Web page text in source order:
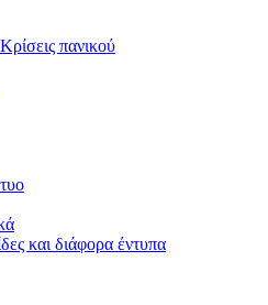
πανικού
και διάφορα έντυπα